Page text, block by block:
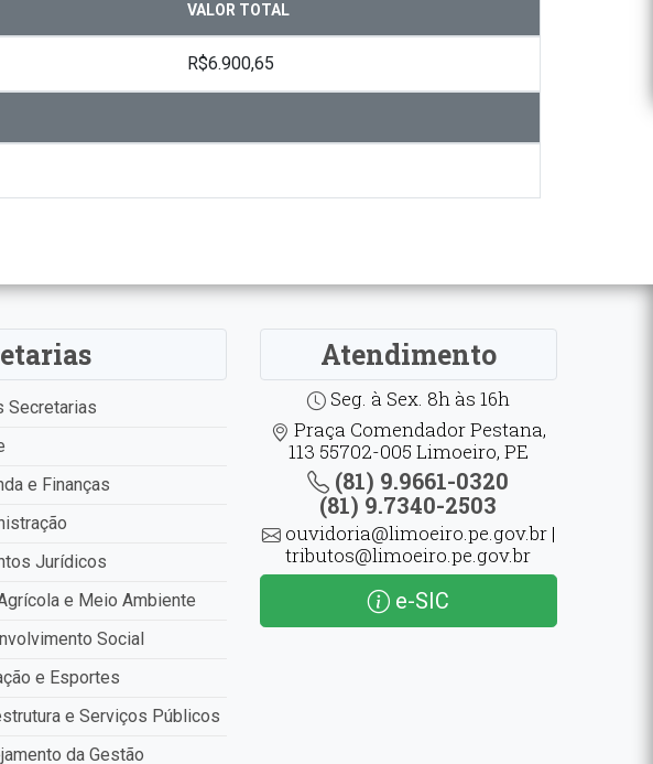
VALOR TOTAL
R$6.900,65
Secretarias
e Finanças
Jurídicos
e Meio Ambiente
Social
e Esportes
e Serviços Públicos
da Gestão
Atendimento
Seg. à Sex. 8h às 16h
Praça Comendador Pestana,
113 55702-005 Limoeiro, PE
(81) 9.9661-0320
(81) 9.7340-2503
ouvidoria@limoeiro.pe.gov.br |
tributos@limoeiro.pe.gov.br
e-SIC